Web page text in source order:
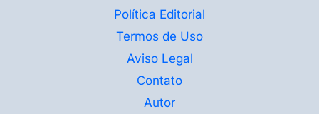
Política Editorial
Termos de Uso
Aviso Legal
Contato
Autor